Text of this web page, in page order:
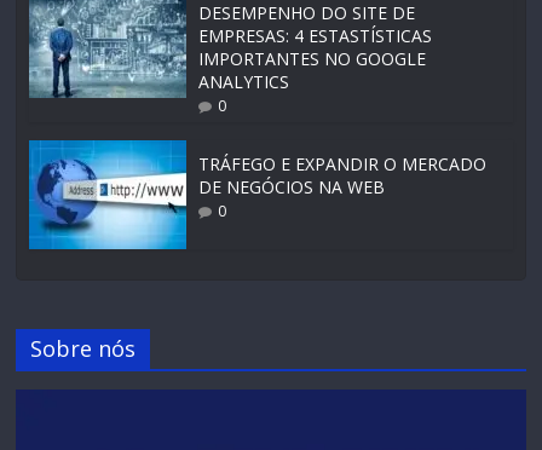
DESEMPENHO DO SITE DE
EMPRESAS: 4 ESTASTÍSTICAS
IMPORTANTES NO GOOGLE
ANALYTICS
0
TRÁFEGO E EXPANDIR O MERCADO
DE NEGÓCIOS NA WEB
0
Sobre nós